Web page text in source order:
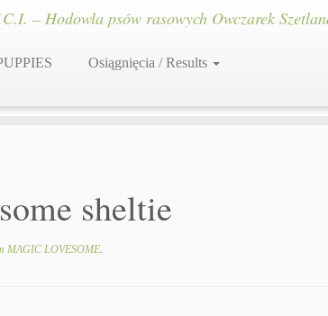
– Hodowla psów rasowych Owczarek
Osiągnięcia / Results
sheltie
MAGIC LOVESOME.